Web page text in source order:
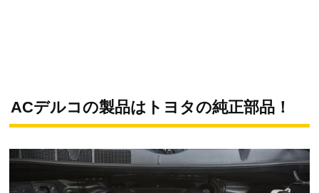
ACデルコの製品はトヨタの純正部品！